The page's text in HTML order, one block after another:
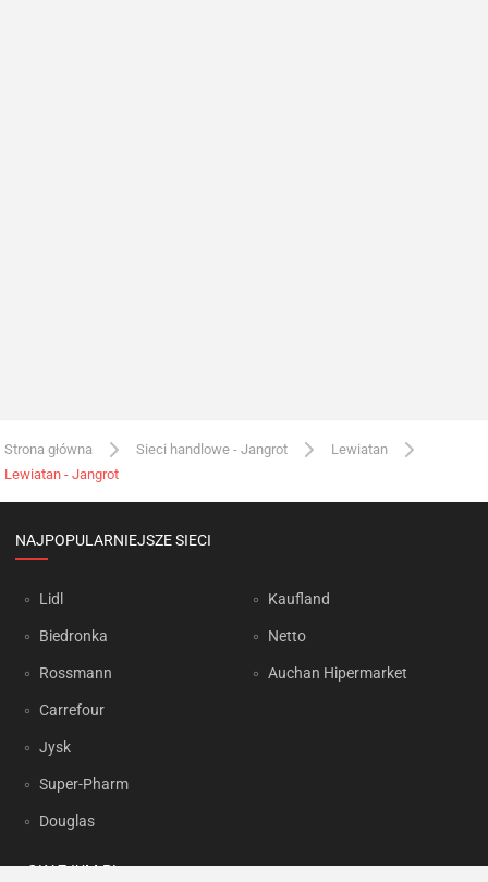
Strona główna Sieci handlowe - Jangrot
Lewiatan
Lewiatan - Jangrot
NAJPOPULARNIEJSZE SIECI
Lidl
Biedronka
Rossmann
Carrefour
Jysk
Super-Pharm
Douglas
Kaufland
Netto
Auchan Hipermarket
OKAZJUM.PL